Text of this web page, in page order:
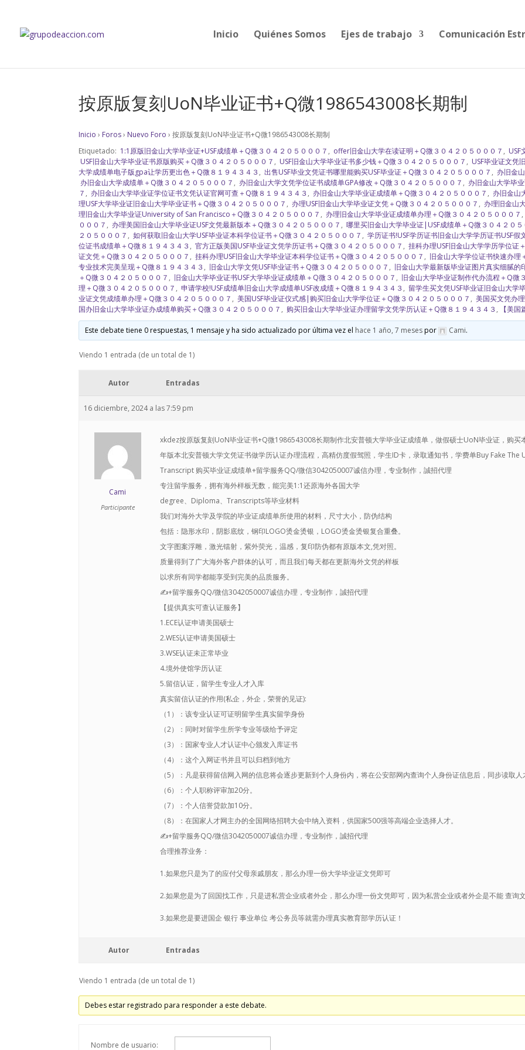
Inicio Quiénes Somos Ejes de trabajo Comunicación
按原版复刻UoN毕业证书+Q微1986543008长期制
Inicio › Foros › Nuevo Foro › 按原版复刻UoN毕业证书+Q微1986543008长期制
Etiquetado: 1:1原版旧金山大学毕业证+USF成绩单＋Q微３０４２０５０００７ , offer旧金山大学在读证明＋Q微３０４２０５０００７ , USF
USF旧金山大学毕业证书原版购买＋Q微３０４２０５０００７ , USF旧金山大学毕业证书多少钱＋Q微３０４２０５０００７ , USF毕业证文凭
大学成绩单电子版gpa让学历更出色＋Q微８１９４３４３ , 出售USF毕业文凭证书哪里能购买USF毕业证＋Q微３０４２０５０００７ , 办旧金
办旧金山大学成绩单＋Q微３０４２０５０００７ , 办旧金山大学文凭学位证书成绩单GPA修改＋Q微３０４２０５０００７ , 办旧金山大学毕
７ , 办旧金山大学毕业证学位证书文凭认证官网可查＋Q微８１９４３４３ , 办旧金山大学毕业证成绩单＋Q微３０４２０５０００７ , 办旧金山
理USF大学毕业证旧金山大学毕业证书＋Q微３０４２０５０００７ , 办理USF旧金山大学毕业证文凭＋Q微３０４２０５０００７ , 办理旧金山
理旧金山大学毕业证University of San Francisco＋Q微３０４２０５０００７ , 办理旧金山大学毕业证成绩单办理＋Q微３０４２０５０００７ ,
０００７ , 办理美国旧金山大学毕业证USF文凭最新版本＋Q微３０４２０５０００７ , 哪里买旧金山大学毕业证|USF成绩单＋Q微３０４２０５
２０５０００７ , 如何获取旧金山大学USF毕业证本科学位证书＋Q微３０４２０５０００７ , 学历证书!USF学历证书旧金山大学学历证书USF假
位证书成绩单＋Q微８１９４３４３ , 官方正版美国USF毕业证文凭学历证书＋Q微３０４２０５０００７ , 挂科办理USF旧金山大学学历学位证
证文凭＋Q微３０４２０５０００７ , 挂科办理USF旧金山大学毕业证本科学位证书＋Q微３０４２０５０００７ , 旧金山大学学位证书快速办理
专业技术完美呈现＋Q微８１９４３４３ , 旧金山大学文凭USF毕业证书＋Q微３０４２０５０００７ , 旧金山大学最新版毕业证图片真实细腻
＋Q微３０４２０５０００７ , 旧金山大学毕业证书USF大学毕业证成绩单＋Q微３０４２０５０００７ , 旧金山大学毕业证制作代办流程＋Q微
理＋Q微３０４２０５０００７ , 申请学校!USF成绩单旧金山大学成绩单USF改成绩＋Q微８１９４３４３ , 留学生买文凭USF毕业证旧金山大学
业证文凭成绩单办理＋Q微３０４２０５０００７ , 美国USF毕业证仪式感|购买旧金山大学学位证＋Q微３０４２０５０００７ , 美国买文凭办
国办旧金山大学毕业证办成绩单购买＋Q微３０４２０５０００７ , 购买旧金山大学毕业证办理留学文凭学历认证＋Q微８１９４３４３ , 【美
Este debate tiene 0 respuestas, 1 mensaje y ha sido actualizado por última vez el hace 1 año, 7 mesespor Cami.
Viendo 1 entrada (de un total de 1)
Autor Entradas
16 diciembre, 2024 a las 7:59 pm
Cami
Participante
xkdez按原版复刻UoN毕业证书+Q微1986543008长期制作北安普顿大学毕业证成绩单，做假硕士UoN毕业证，购
年版本北安普顿大学文凭证书做学历认证办理流程，高精仿度假驾照，学生ID卡，录取通知书，学费单Buy Fake
Transcript 购买毕业证成绩单+留学服务QQ/微信3042050007诚信办理，专业制作，誠招代理
专注留学服务，拥有海外样板无数，能完美1:1还原海外各国大学
degree、Diploma、Transcripts等毕业材料
我们对海外大学及学院的毕业证成绩单所使用的材料，尺寸大小，防伪结构
包括：隐形水印，阴影底纹，钢印LOGO烫金烫银，LOGO烫金烫银复合重叠。
文字图案浮雕，激光镭射，紫外荧光，温感，复印防伪都有原版本文,凭对照。
质量得到了广大海外客户群体的认可，而且我们每天都在更新海外文凭的样板
以求所有同学都能享受到完美的品质服务。
✍+留学服务QQ/微信3042050007诚信办理，专业制作，誠招代理
【提供真实可查认证服务】
1.ECE认证申请美国硕士
2.WES认证申请美国硕士
3.WSE认证未正常毕业
4.境外使馆学历认证
5.留信认证，留学生专业人才入库
真实留信认证的作用(私企，外企，荣誉的见证):
（1）：该专业认证可证明留学生真实留学身份
（2）：同时对留学生所学专业等级给予评定
（3）：国家专业人才认证中心颁发入库证书
（4）：这个入网证书并且可以归档到地方
（5）：凡是获得留信网入网的信息将会逐步更新到个人身份内，将在公安部网内查询个人身份证信息后，同步读取人
（6）：个人职称评审加20分。
（7）：个人信誉贷款加10分。
（8）：在国家人才网主办的全国网络招聘大会中纳入资料，供国家500强等高端企业选择人才。
✍+留学服务QQ/微信3042050007诚信办理，专业制作，誠招代理
合理推荐业务：
1.如果您只是为了的应付父母亲戚朋友，那么办理一份大学毕业证文凭即可
2.如果您是为了回国找工作，只是进私营企业或者外企，那么办理一份文凭即可，因为私营企业或者外企是不能 查询
3.如果您是要进国企 银行 事业单位 考公务员等就需办理真实教育部学历认证！
Autor Entradas
Viendo 1 entrada (de un total de 1)
Debes estar registrado para responder a este debate.
Nombre de usuario: